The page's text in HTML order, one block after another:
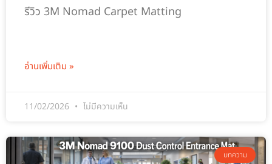
รีวิว 3M Nomad Carpet Matting
อ่านเพิ่มเติม »
11/02/2026 ไม่มีความเห็น
บทความ